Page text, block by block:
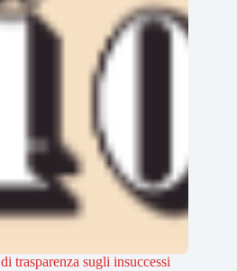
trasparenza sugli insuccessi